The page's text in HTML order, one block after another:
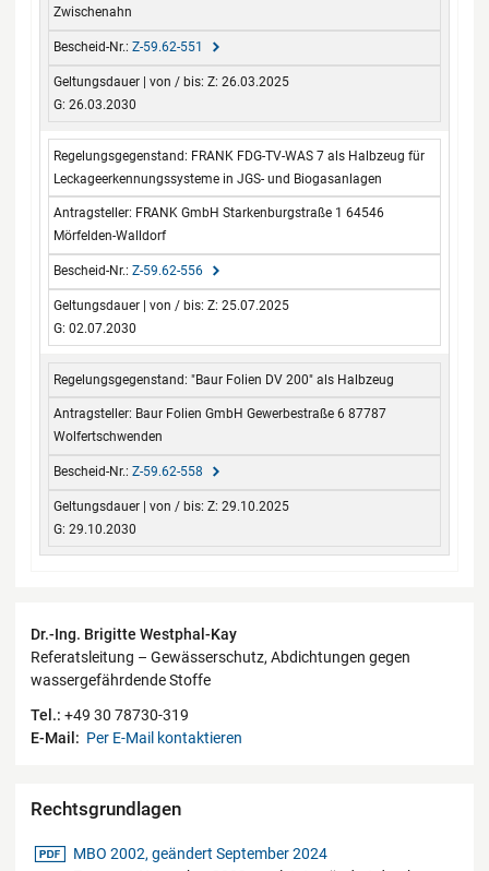
Zwischenahn
Z-59.62-551
Z: 26.03.2025
G: 26.03.2030
FRANK FDG-TV-WAS 7 als Halbzeug für
Leckageerkennungssysteme in JGS- und Biogasanlagen
FRANK GmbH Starkenburgstraße 1 64546
Mörfelden-Walldorf
Z-59.62-556
Z: 25.07.2025
G: 02.07.2030
"Baur Folien DV 200" als Halbzeug
Baur Folien GmbH Gewerbestraße 6 87787
Wolfertschwenden
Z-59.62-558
Z: 29.10.2025
G: 29.10.2030
Kontaktdaten
Dr.-Ing. Brigitte Westphal-Kay
Referatsleitung – Gewässerschutz, Abdichtungen gegen
wassergefährdende Stoffe
Tel.: +49 30 78730-319
E-Mail: Per E-Mail kontaktieren
Rechtsgrundlagen
pdf-Datei
MBO 2002, geändert September 2024